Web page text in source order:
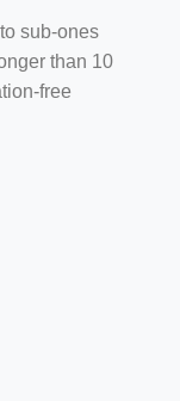
sub-ones
than 10
free